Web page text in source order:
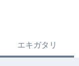
エキガタリ